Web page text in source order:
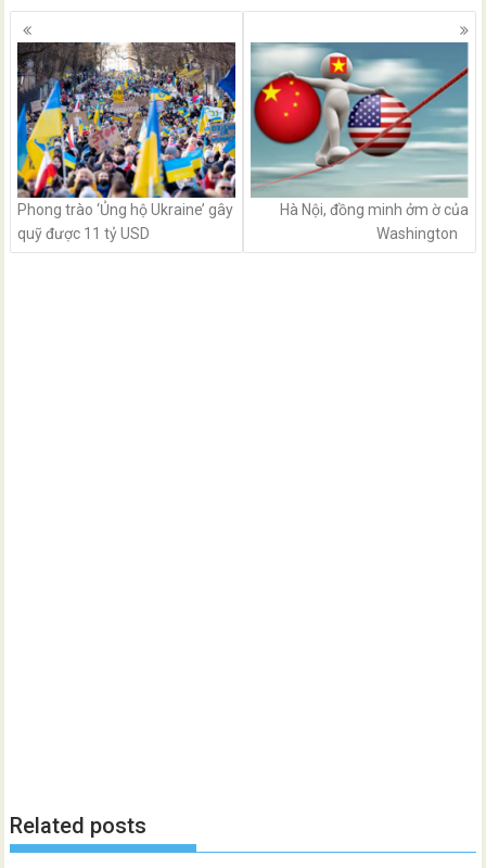
Posts
navigation
Phong trào ‘Ủng hộ Ukraine’ gây
quỹ được 11 tỷ USD
Hà Nội, đồng minh ởm ờ của
Washington
Related posts